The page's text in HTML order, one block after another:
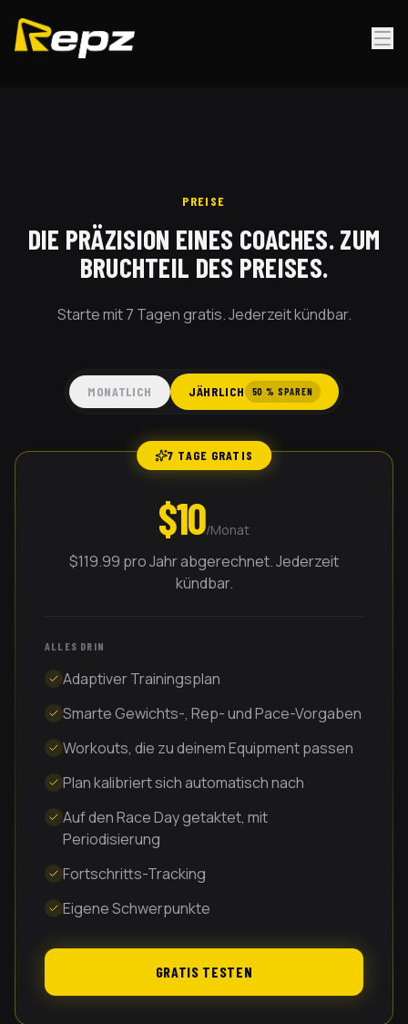
PREISE
DIE PRÄZISION EINES COACHES.ZUM
BRUCHTEIL DES PREISES.
Starte mit 7 Tagen gratis. Jederzeit kündbar.
MONATLICH JÄHRLICH 50 % SPAREN
7 TAGE GRATIS
$10/Monat
$119.99 pro Jahr abgerechnet. Jederzeit
kündbar.
ALLES DRIN
Adaptiver Trainingsplan
Smarte Gewichts-, Rep- und Pace-Vorgaben
Workouts, die zu deinem Equipment passen
Plan kalibriert sich automatisch nach
Auf den Race Day getaktet, mit
Periodisierung
Fortschritts-Tracking
Eigene Schwerpunkte
GRATIS TESTEN